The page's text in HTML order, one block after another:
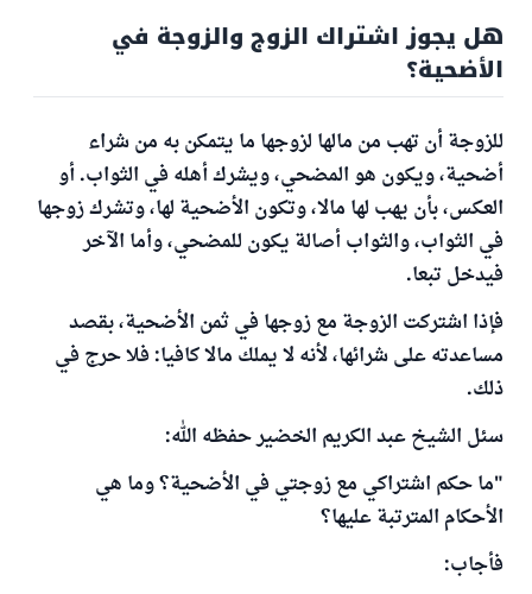
هل يجوز اشتراك الزوج والزوجة في
الأضحية؟
للزوجة أن تهب من مالها لزوجها ما يتمكن به من شراء
أضحية، ويكون هو المضحي، ويشرك أهله في الثواب. أو
العكس، بأن يهب لها مالا، وتكون الأضحية لها، وتشرك زوجها
في الثواب، والثواب أصالة يكون للمضحي، وأما الآخر
فيدخل تبعا.
فإذا اشتركت الزوجة مع زوجها في ثمن الأضحية، بقصد
مساعدته على شرائها، لأنه لا يملك مالا كافيا: فلا حرج في
ذلك.
سئل الشيخ عبد الكريم الخضير حفظه الله:
"ما حكم اشتراكي مع زوجتي في الأضحية؟ وما هي
الأحكام المترتبة عليها؟
فأجاب: